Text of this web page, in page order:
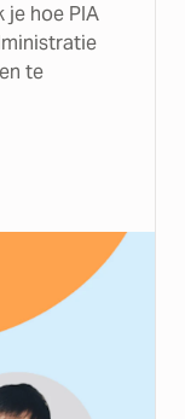
je hoe PIA
te